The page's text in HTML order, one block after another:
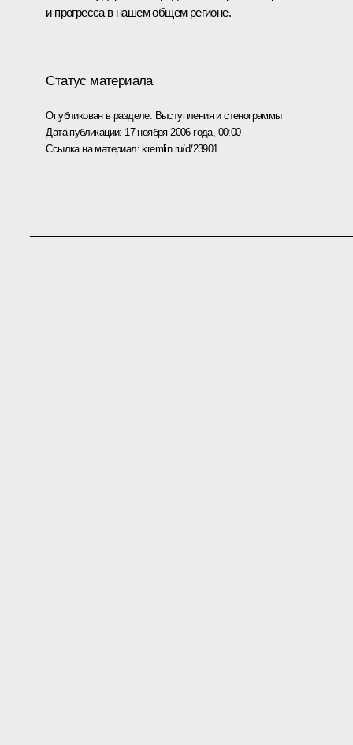
и прогресса в нашем общем регионе.
Статус материала
Опубликован в разделе: Выступления и стенограммы
Дата публикации: 17 ноября 2006 года, 00:00
Ссылка на материал: kremlin.ru/d/23901